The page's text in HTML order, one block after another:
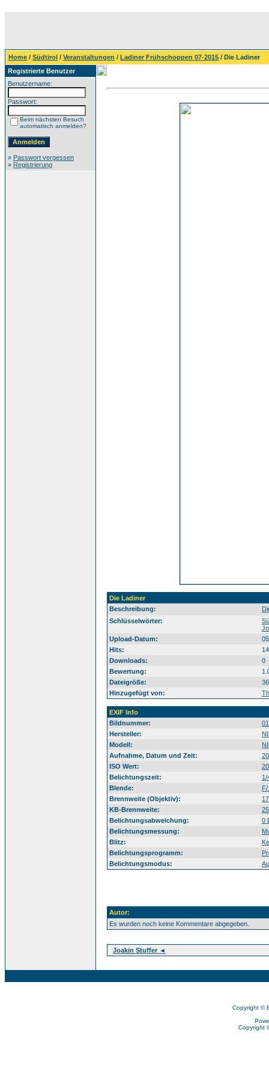
Home / Südtirol / Veranstaltungen / Ladiner Frühschoppen 07-2015 / Die Ladiner
Registrierte Benutzer
Benutzername:
Passwort:
Beim nächsten Besuch
automatisch anmelden?
» Passwort vergessen
» Registrierung
Die Ladiner
Beschreibung:
Schlüsselwörter:
Upload-Datum:
Hits:
Downloads:
0
Bewertung:
Dateigröße:
Hinzugefügt von:
EXIF Info
Bildnummer:
Hersteller:
Modell:
Aufnahme, Datum und Zeit:
ISO Wert:
Belichtungszeit:
1/
Blende:
F/
Brennweite (Objektiv):
KB-Brennweite:
Belichtungsabweichung:
0
Belichtungsmessung:
Blitz:
Belichtungsprogramm:
Belichtungsmodus:
Autor:
Es wurden noch keine Kommentare abgegeben.
Joakin Stuffer ◄
Copyright ©
Copyright